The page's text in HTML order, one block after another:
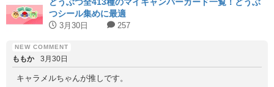
つシール集めに最適
3月30日 257
ももか 3月30日
キャラメルちゃんが推しです。